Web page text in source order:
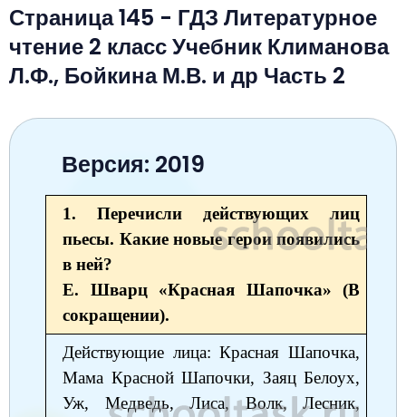
Русский язык
Литературное чтение
Окружающий мир
Математика
Математика
Английский язык
Информатика
Литературное чтение
Окружающий мир
Русский язык
Музыка
3 класс
Музыка
Окружающий мир
Английский язык
Информатика
Литературное чтение
4 класс
Английский язык
Окружающий мир
Математика
Информатика
Технология
Математика
Русский язык
Обществознание
История
Биология
Немецкий язык
Литература
Математика
Английский язык
Русский язык
Обществознание
7 класс
Немецкий язык
Алгебра
Русский язык
Обществознание
Физика
Английский язык
8 класс
География
История
Физика
Русский язык
9 класс
Биология
Обществознание
Физика
Информатика
10 класс
Химия
Русский язык
11 класс
Физика
Химия
Страница 145 - ГДЗ Литературное
чтение 2 класс Учебник Климанова
Л.Ф., Бойкина М.В. и др Часть 2
Версия: 2019
1. Перечисли действующих лиц
пьесы. Какие новые герои появились
в ней?
Е. Шварц «Красная Шапочка» (В
сокращении).
Действующие лица: Красная Шапочка,
Мама Красной Шапочки, Заяц Белоух,
Уж, Медведь, Лиса, Волк, Лесник,